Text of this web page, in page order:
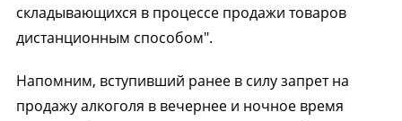
складывающихся в процессе продажи товаров
дистанционным способом".
Напомним, вступивший ранее в силу запрет на
продажу алкоголя в вечернее и ночное время